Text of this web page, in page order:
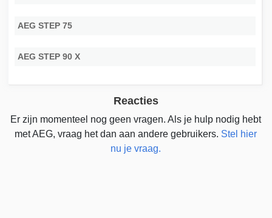
AEG STEP 75
AEG STEP 90 X
Reacties
Er zijn momenteel nog geen vragen. Als je hulp nodig hebt
met AEG, vraag het dan aan andere gebruikers. Stel hier
nu je vraag.